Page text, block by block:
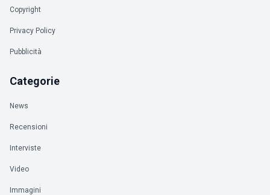
Copyright
Privacy Policy
Pubblicità
Categorie
News
Recensioni
Interviste
Video
Immagini